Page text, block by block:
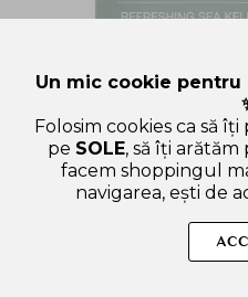
Un mic cookie
Folosim cookies ca să
pe SOLE, să îți
facem shoppingul
navigarea, ești de